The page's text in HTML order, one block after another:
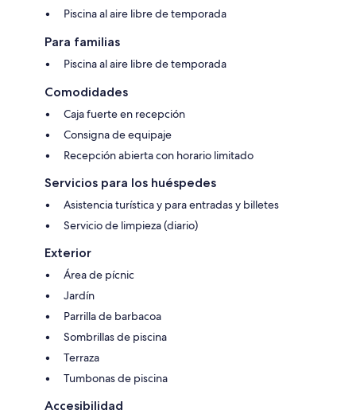
Piscina al aire libre de temporada
Para familias
Piscina al aire libre de temporada
Comodidades
Caja fuerte en recepción
Consigna de equipaje
Recepción abierta con horario limitado
Servicios para los huéspedes
Asistencia turística y para entradas y billetes
Servicio de limpieza (diario)
Exterior
Área de pícnic
Jardín
Parrilla de barbacoa
Sombrillas de piscina
Terraza
Tumbonas de piscina
Accesibilidad